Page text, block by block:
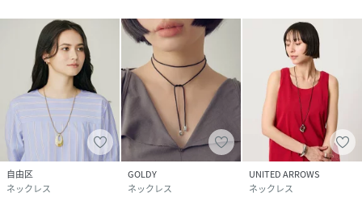
自由区
ネックレス
GOLDY
ネックレス
UNITED ARROWS
ネックレス